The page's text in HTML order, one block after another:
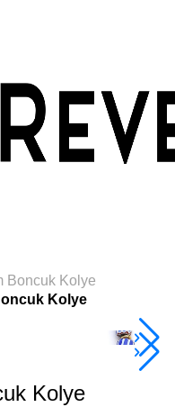
Boncuk Kolye
Kolye
Kolye